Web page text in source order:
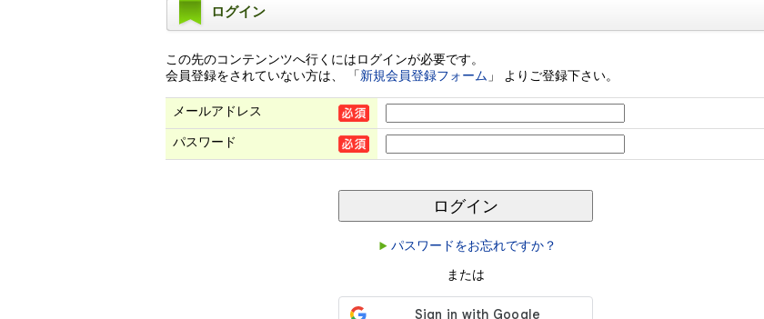
ログイン
この先のコンテンンツへ行くにはログインが必要です。
会員登録をされていない方は、 「新規会員登録フォーム 」 よりご登録下さい。
メールアドレス
パスワード
ログイン
パスワードをお忘れですか？
または